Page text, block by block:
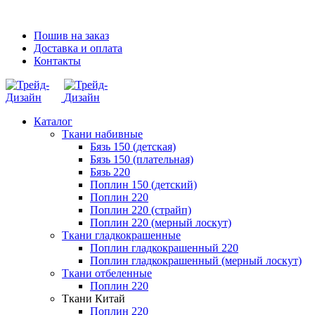
Пошив на заказ
Доставка и оплата
Контакты
Каталог
Ткани набивные
Бязь 150 (детская)
Бязь 150 (плательная)
Бязь 220
Поплин 150 (детский)
Поплин 220
Поплин 220 (страйп)
Поплин 220 (мерный лоскут)
Ткани гладкокрашенные
Поплин гладкокрашенный 220
Поплин гладкокрашенный (мерный лоскут)
Ткани отбеленные
Поплин 220
Ткани Китай
Поплин 220